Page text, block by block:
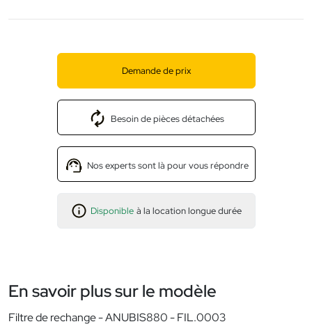
Demande de prix
Besoin de pièces détachées
Nos experts sont là pour vous répondre
Disponible à la location longue durée
En savoir plus sur le modèle
Filtre de rechange - ANUBIS880 - FIL.0003